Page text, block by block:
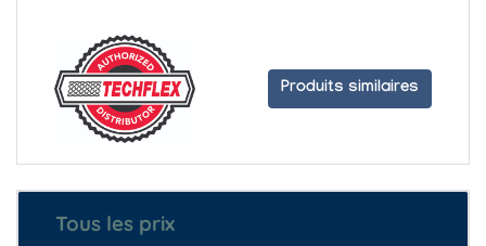
Produits similaires
Tous les prix